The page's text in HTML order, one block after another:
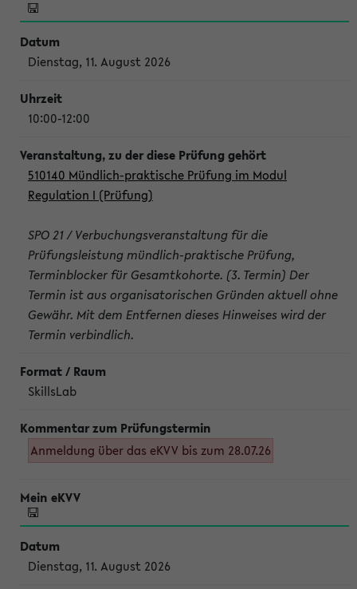
Dienstag, 11. August 2026
10:00-12:00
510140 Mündlich-praktische Prüfung im Modul
Regulation I (Prüfung)
SPO 21 / Verbuchungsveranstaltung für die
Prüfungsleistung mündlich-praktische Prüfung,
Terminblocker für Gesamtkohorte. (3. Termin) Der
Termin ist aus organisatorischen Gründen aktuell ohne
Gewähr. Mit dem Entfernen dieses Hinweises wird der
Termin verbindlich.
SkillsLab
Anmeldung über das eKVV bis zum 28.07.26
Dienstag, 11. August 2026